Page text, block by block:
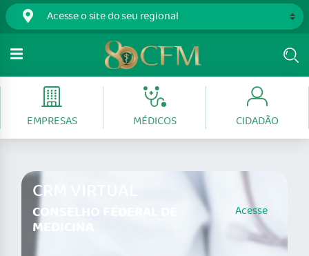
EMPRESAS MÉDICOS CIDADÃO
CRM VIRTUAL
CONSELHO FEDERAL DE
MEDICINA
Acesse